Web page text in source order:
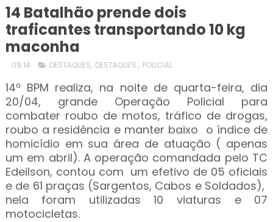
14 Batalhão prende dois
traficantes transportando 10 kg
maconha
09:14 DESTAQUES, DESTAQUES., POLICIAL
14º BPM realiza, na noite de quarta-feira, dia
20/04, grande Operação Policial para
combater roubo de motos, tráfico de drogas,
roubo a residência e manter baixo o índice de
homicídio em sua área de atuação ( apenas
um em abril). A operação comandada pelo TC
Edeilson, contou com um efetivo de 05 oficiais
e de 61 praças (Sargentos, Cabos e Soldados),
nela foram utilizadas 10 viaturas e 07
motocicletas.